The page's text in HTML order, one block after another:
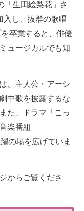
生田絵梨花」さ
入し、抜群の歌唱
卒業すると、俳優
ュージカルでも知
、主人公・アーシ
中歌を披露するな
た、ドラマ「こっ
楽番組
の場を広げていま
からご覧くださ